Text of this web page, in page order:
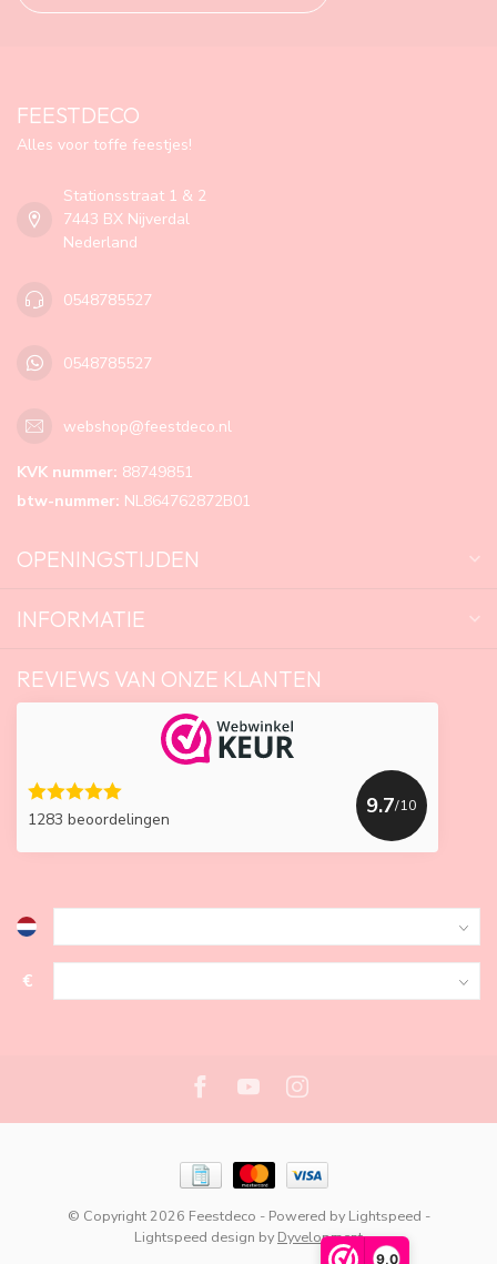
9,0
FEESTDECO
Alles voor toffe feestjes!
Stationsstraat 1 & 2
7443 BX Nijverdal
Nederland
0548785527
0548785527
webshop@feestdeco.nl
KVK nummer: 88749851
btw-nummer: NL864762872B01
OPENINGSTIJDEN
INFORMATIE
REVIEWS VAN ONZE KLANTEN
1283 beoordelingen
9.7/10
€
© Copyright 2026 Feestdeco - Powered by Lightspeed -
Lightspeed design by Dyvelopment